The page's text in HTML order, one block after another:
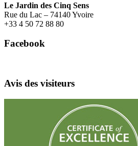
Le Jardin des Cinq Sens
Rue du Lac – 74140 Yvoire
+33 4 50 72 88 80
Facebook
Avis des visiteurs